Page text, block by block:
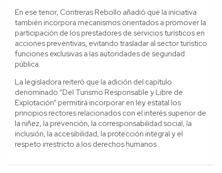
En ese tenor, Contreras Rebollo añadió que la iniciativa
también incorpora mecanismos orientados a promover la
participación de los prestadores de servicios turísticos en
acciones preventivas, evitando trasladar al sector turístico
funciones exclusivas a las autoridades de seguridad
pública.
La legisladora reiteró que la adición del capítulo
denominado “Del Turismo Responsable y Libre de
Explotación” permitirá incorporar en ley estatal los
principios rectores relacionados con el interés superior de
la niñez, la prevención, la corresponsabilidad social, la
inclusión, la accesibilidad, la protección integral y el
respeto irrestricto a los derechos humanos.